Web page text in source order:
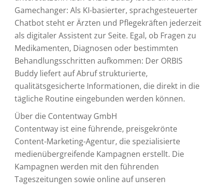
Gamechanger: Als KI-basierter, sprachgesteuerter
Chatbot steht er Ärzten und Pflegekräften jederzeit
als digitaler Assistent zur Seite. Egal, ob Fragen zu
Medikamenten, Diagnosen oder bestimmten
Behandlungsschritten aufkommen: Der ORBIS
Buddy liefert auf Abruf strukturierte,
qualitätsgesicherte Informationen, die direkt in die
tägliche Routine eingebunden werden können.
Über die Contentway GmbH
Contentway ist eine führende, preisgekrönte
Content-Marketing-Agentur, die spezialisierte
medienübergreifende Kampagnen erstellt. Die
Kampagnen werden mit den führenden
Tageszeitungen sowie online auf unseren